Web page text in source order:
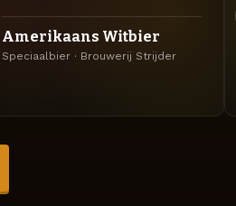
Amerikaans Witbier
Speciaalbier · Brouwerij Strijder